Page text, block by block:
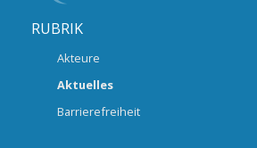
RUBRIK
Akteure
Aktuelles
Barrierefreiheit